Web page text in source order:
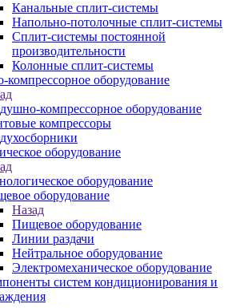
Канальные сплит-системы
Напольно-потолочные сплит-системы
Сплит-системы постоянной
производительности
Колонные сплит-системы
компрессорное оборудование
компрессорное оборудование
компрессоры
оборудование
оборудование
оборудование
Назад
Пищевое оборудование
Линии раздачи
Нейтральное оборудование
Электромеханическое оборудование
систем кондиционирования и